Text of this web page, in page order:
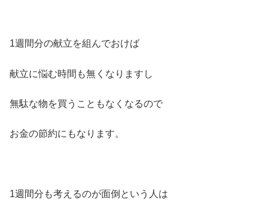
1週間分の献立を組んでおけば
献立に悩む時間も無くなりますし
無駄な物を買うこともなくなるので
お金の節約にもなります。
1週間分も考えるのが面倒という人は